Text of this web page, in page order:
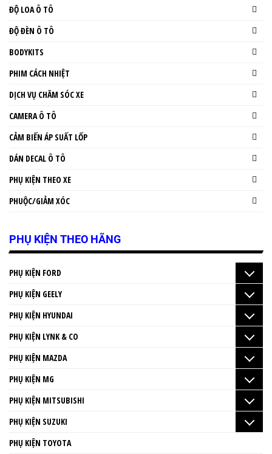
ĐỘ LOA Ô TÔ
ĐỘ ĐÈN Ô TÔ
BODYKITS
PHIM CÁCH NHIỆT
DỊCH VỤ CHĂM SÓC XE
CAMERA Ô TÔ
CẢM BIẾN ÁP SUẤT LỐP
DÁN DECAL Ô TÔ
PHỤ KIỆN THEO XE
PHUỘC/GIẢM XÓC
PHỤ KIỆN THEO HÃNG
PHỤ KIỆN FORD
PHỤ KIỆN GEELY
PHỤ KIỆN HYUNDAI
PHỤ KIỆN LYNK & CO
PHỤ KIỆN MAZDA
PHỤ KIỆN MG
PHỤ KIỆN MITSUBISHI
PHỤ KIỆN SUZUKI
PHỤ KIỆN TOYOTA